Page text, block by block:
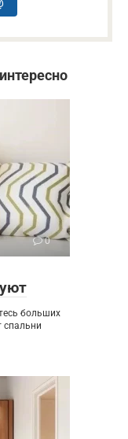
0
больших
спальни